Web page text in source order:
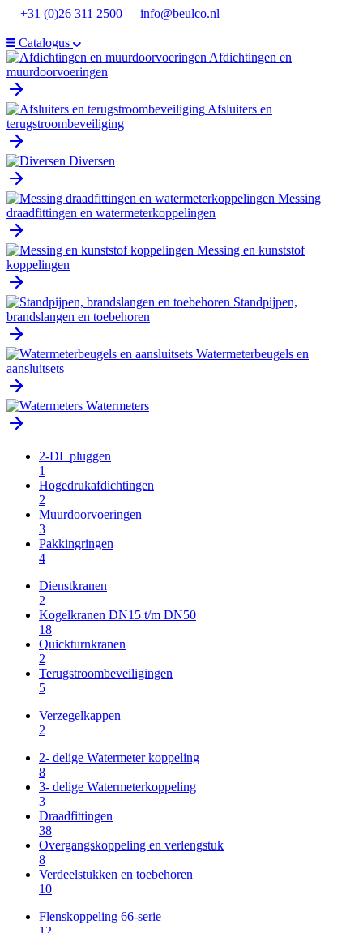
Ga
de
inhoud
+31 (0)26 311 2500 info@beulco.nl
Catalogus
Afdichtingen en
muurdoorvoeringen
Afsluiters en
terugstroombeveiliging
Diversen
Messing
draadfittingen en watermeterkoppelingen
Messing en kunststof
koppelingen
Standpijpen,
brandslangen en toebehoren
Watermeterbeugels en
aansluitsets
Watermeters
2-DL pluggen
1
Hogedrukafdichtingen
2
Muurdoorvoeringen
3
Pakkingringen
4
Dienstkranen
2
Kogelkranen DN15 t/m DN50
18
Quickturnkranen
2
Terugstroombeveiligingen
5
Verzegelkappen
2
2- delige Watermeter koppeling
8
3- delige Watermeterkoppeling
3
Draadfittingen
38
Overgangskoppeling en verlengstuk
8
Verdeelstukken en toebehoren
10
Flenskoppeling 66-serie